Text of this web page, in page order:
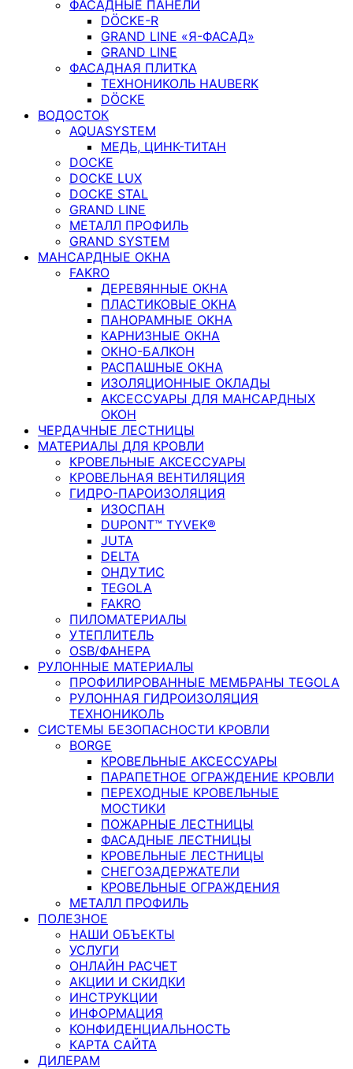
ФАСАДНЫЕ ПАНЕЛИ
DÖCKE-R
GRAND LINE «Я-ФАСАД»
GRAND LINE
ФАСАДНАЯ ПЛИТКА
ТЕХНОНИКОЛЬ HAUBERK
DÖCKE
ВОДОСТОК
AQUASYSTEM
МЕДЬ, ЦИНК-ТИТАН
DOCKE
DOCKE LUX
DOCKE STAL
GRAND LINE
МЕТАЛЛ ПРОФИЛЬ
GRAND SYSTEM
МАНСАРДНЫЕ ОКНА
FAKRO
ДЕРЕВЯННЫЕ ОКНА
ПЛАСТИКОВЫЕ ОКНА
ПАНОРАМНЫЕ ОКНА
КАРНИЗНЫЕ ОКНА
ОКНО-БАЛКОН
РАСПАШНЫЕ ОКНА
ИЗОЛЯЦИОННЫЕ ОКЛАДЫ
АКСЕССУАРЫ ДЛЯ МАНСАРДНЫХ
ОКОН
ЧЕРДАЧНЫЕ ЛЕСТНИЦЫ
МАТЕРИАЛЫ ДЛЯ КРОВЛИ
КРОВЕЛЬНЫЕ АКСЕССУАРЫ
КРОВЕЛЬНАЯ ВЕНТИЛЯЦИЯ
ГИДРО-ПАРОИЗОЛЯЦИЯ
ИЗОСПАН
DUPONT™ TYVEK®
JUTA
DELTA
ОНДУТИС
TEGOLA
FAKRO
ПИЛОМАТЕРИАЛЫ
УТЕПЛИТЕЛЬ
OSB/ФАНЕРА
РУЛОННЫЕ МАТЕРИАЛЫ
ПРОФИЛИРОВАННЫЕ МЕМБРАНЫ TEGOLA
РУЛОННАЯ ГИДРОИЗОЛЯЦИЯ
ТЕХНОНИКОЛЬ
СИСТЕМЫ БЕЗОПАСНОСТИ КРОВЛИ
BORGE
КРОВЕЛЬНЫЕ АКСЕССУАРЫ
ПАРАПЕТНОЕ ОГРАЖДЕНИЕ КРОВЛИ
ПЕРЕХОДНЫЕ КРОВЕЛЬНЫЕ
МОСТИКИ
ПОЖАРНЫЕ ЛЕСТНИЦЫ
ФАСАДНЫЕ ЛЕСТНИЦЫ
КРОВЕЛЬНЫЕ ЛЕСТНИЦЫ
СНЕГОЗАДЕРЖАТЕЛИ
КРОВЕЛЬНЫЕ ОГРАЖДЕНИЯ
МЕТАЛЛ ПРОФИЛЬ
ПОЛЕЗНОЕ
НАШИ ОБЪЕКТЫ
УСЛУГИ
ОНЛАЙН РАСЧЕТ
АКЦИИ И СКИДКИ
ИНСТРУКЦИИ
ИНФОРМАЦИЯ
КОНФИДЕНЦИАЛЬНОСТЬ
КАРТА САЙТА
ДИЛЕРАМ